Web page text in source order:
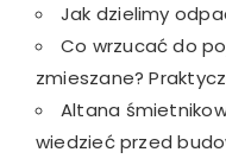
Jak dzielimy
Co wrzucać do
zmieszane?
Altana
wiedzieć przed